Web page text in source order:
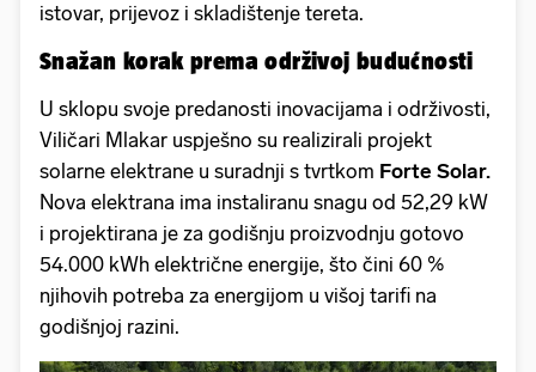
istovar, prijevoz i skladištenje tereta.
Snažan korak prema održivoj budućnosti
U sklopu svoje predanosti inovacijama i održivosti,
Viličari Mlakar uspješno su realizirali projekt
solarne elektrane u suradnji s tvrtkom Forte Solar.
Nova elektrana ima instaliranu snagu od 52,29 kW
i projektirana je za godišnju proizvodnju gotovo
54.000 kWh električne energije, što čini 60 %
njihovih potreba za energijom u višoj tarifi na
godišnjoj razini.